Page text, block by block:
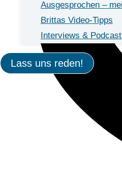
Ausgesprochen –
Brittas Video-Tipps
Interviews &
Lass uns reden!